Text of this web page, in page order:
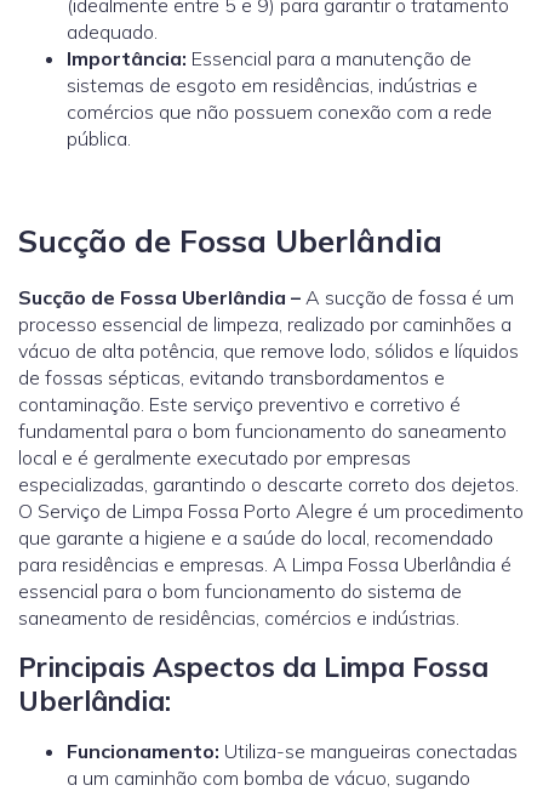
adequado.
Importância: Essencial para a manutenção de
sistemas de esgoto em residências, indústrias e
comércios que não possuem conexão com a rede
pública.
Sucção de Fossa Uberlândia
Sucção de Fossa Uberlândia – A sucção de fossa é um
processo essencial de limpeza, realizado por caminhões a
vácuo de alta potência, que remove lodo, sólidos e líquidos
de fossas sépticas, evitando transbordamentos e
contaminação. Este serviço preventivo e corretivo é
fundamental para o bom funcionamento do saneamento
local e é geralmente executado por empresas
especializadas, garantindo o descarte correto dos dejetos.
O Serviço de Limpa Fossa Porto Alegre é um procedimento
que garante a higiene e a saúde do local, recomendado
para residências e empresas. A Limpa Fossa Uberlândia é
essencial para o bom funcionamento do sistema de
saneamento de residências, comércios e indústrias.
Principais Aspectos da Limpa Fossa
Uberlândia:
Funcionamento: Utiliza-se mangueiras conectadas
a um caminhão com bomba de vácuo, sugando